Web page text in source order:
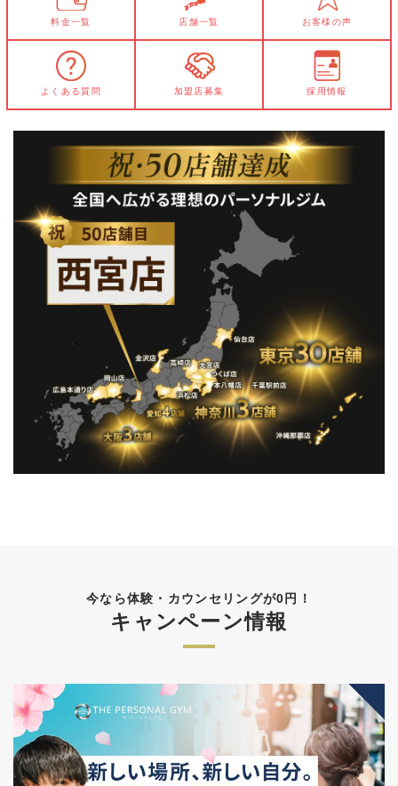
料金一覧 店舗一覧 お客様の声
よくある質問 加盟店募集 採用情報
今なら体験・カウンセリングが0円！
キャンペーン情報